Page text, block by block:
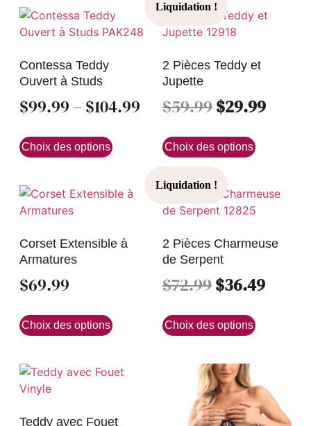
Contessa Teddy
Ouvert à Studs
$99.99 – $104.99
Choix des options
2 Pièces Teddy et
Jupette
$59.99$29.99
Choix des options
Corset Extensible à
Armatures
$69.99
Choix des options
2 Pièces Charmeuse
de Serpent
$72.99$36.49
Choix des options
Teddy avec Fouet